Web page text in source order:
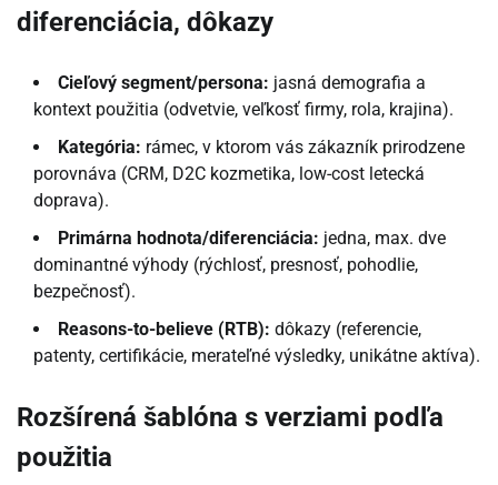
diferenciácia, dôkazy
Cieľový segment/persona: jasná demografia a
kontext použitia (odvetvie, veľkosť firmy, rola, krajina).
Kategória: rámec, v ktorom vás zákazník prirodzene
porovnáva (CRM, D2C kozmetika, low-cost letecká
doprava).
Primárna hodnota/diferenciácia: jedna, max. dve
dominantné výhody (rýchlosť, presnosť, pohodlie,
bezpečnosť).
Reasons-to-believe (RTB): dôkazy (referencie,
patenty, certifikácie, merateľné výsledky, unikátne aktíva).
Rozšírená šablóna s verziami podľa
použitia